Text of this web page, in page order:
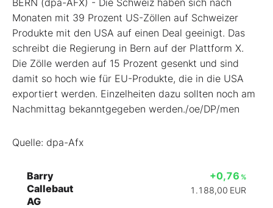
Kontakt
Monaten mit 39 Prozent US-Zöllen auf Schweizer
Produkte mit den USA auf einen Deal geeinigt. Das
schreibt die Regierung in Bern auf der Plattform X.
Die Zölle werden auf 15 Prozent gesenkt und sind
damit so hoch wie für EU-Produkte, die in die USA
exportiert werden. Einzelheiten dazu sollten noch am
Nachmittag bekanntgegeben werden./oe/DP/men
Quelle: dpa-Afx
Barry
Callebaut
AG
+0,76 %
1.188,00 EUR